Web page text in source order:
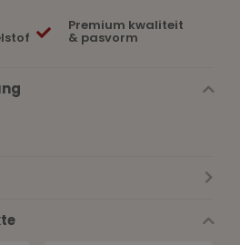
Premium kwaliteit
& pasvorm